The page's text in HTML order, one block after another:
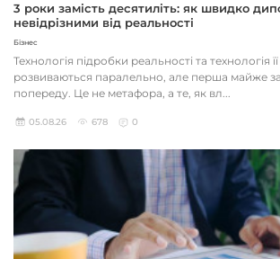
3 роки замість десятиліть: як швидко
невідрізними від реальності
Бізнес
Технологія підробки реальності та технологія
розвиваються паралельно, але перша майже
попереду. Це не метафора, а те, як вл...
05.08.26 678 0